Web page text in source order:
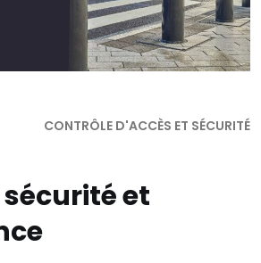
CONTRÔLE D'ACCÈS ET SÉCURITÉ
et